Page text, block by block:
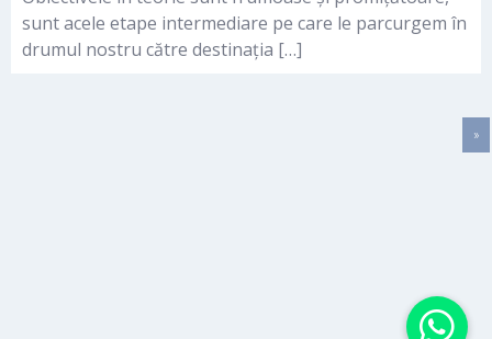
sunt acele etape intermediare pe care le parcurgem în
drumul nostru către destinația […]
»